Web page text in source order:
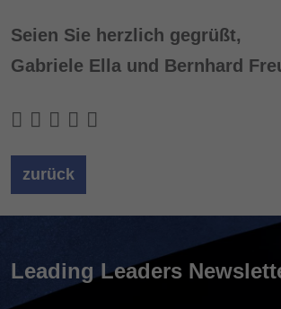
Seien Sie herzlich gegrüßt,
Gabriele Ella und Bernhard
zurück
Leading Leaders